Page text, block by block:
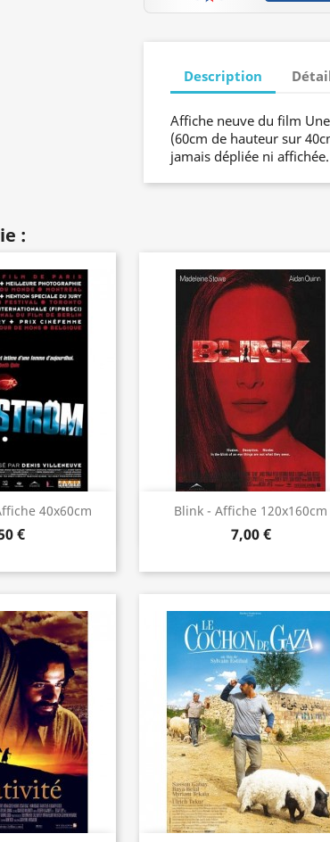
Description
Affiche neuve du film
(60cm de hauteur sur
jamais dépliée ni
:
40x60cm
€
rapide Blink - Affiche 120x160cm
7,00 €
 Aperçu rapide